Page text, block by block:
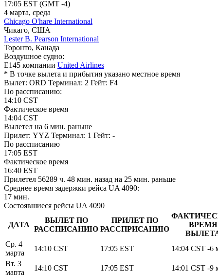
17:05 EST (GMT -4)
4 марта, среда
Chicago O'hare International
Чикаго, США
Lester B. Pearson International
Торонто, Канада
Воздушное судно:
E145 компании United Airlines
* В точке вылета и прибытия указано местное время
Вылет: ORD Терминал: 2 Гейт: F4
По рассписанию:
14:10 CST
Фактическое время
14:04 CST
Вылетел на 6 мин. раньше
Прилет: YYZ Терминал: 1 Гейт: -
По рассписанию
17:05 EST
Фактическое время
16:40 EST
Прилетел 56289 ч. 48 мин. назад на 25 мин. раньше
Среднее время задержки рейса UA 4090:
17 мин.
Состоявшиеся рейсы UA 4090
ДАТА
ВЫЛЕТ ПО
РАССПИСАНИЮ
ПРИЛЕТ ПО
РАССПРИСАНИЮ
ВРЕМЯ
Ср. 4
марта
14:10 CST 17:05 EST 14:04 CST -6
Вт. 3
марта
14:10 CST 17:05 EST 14:01 CST -9